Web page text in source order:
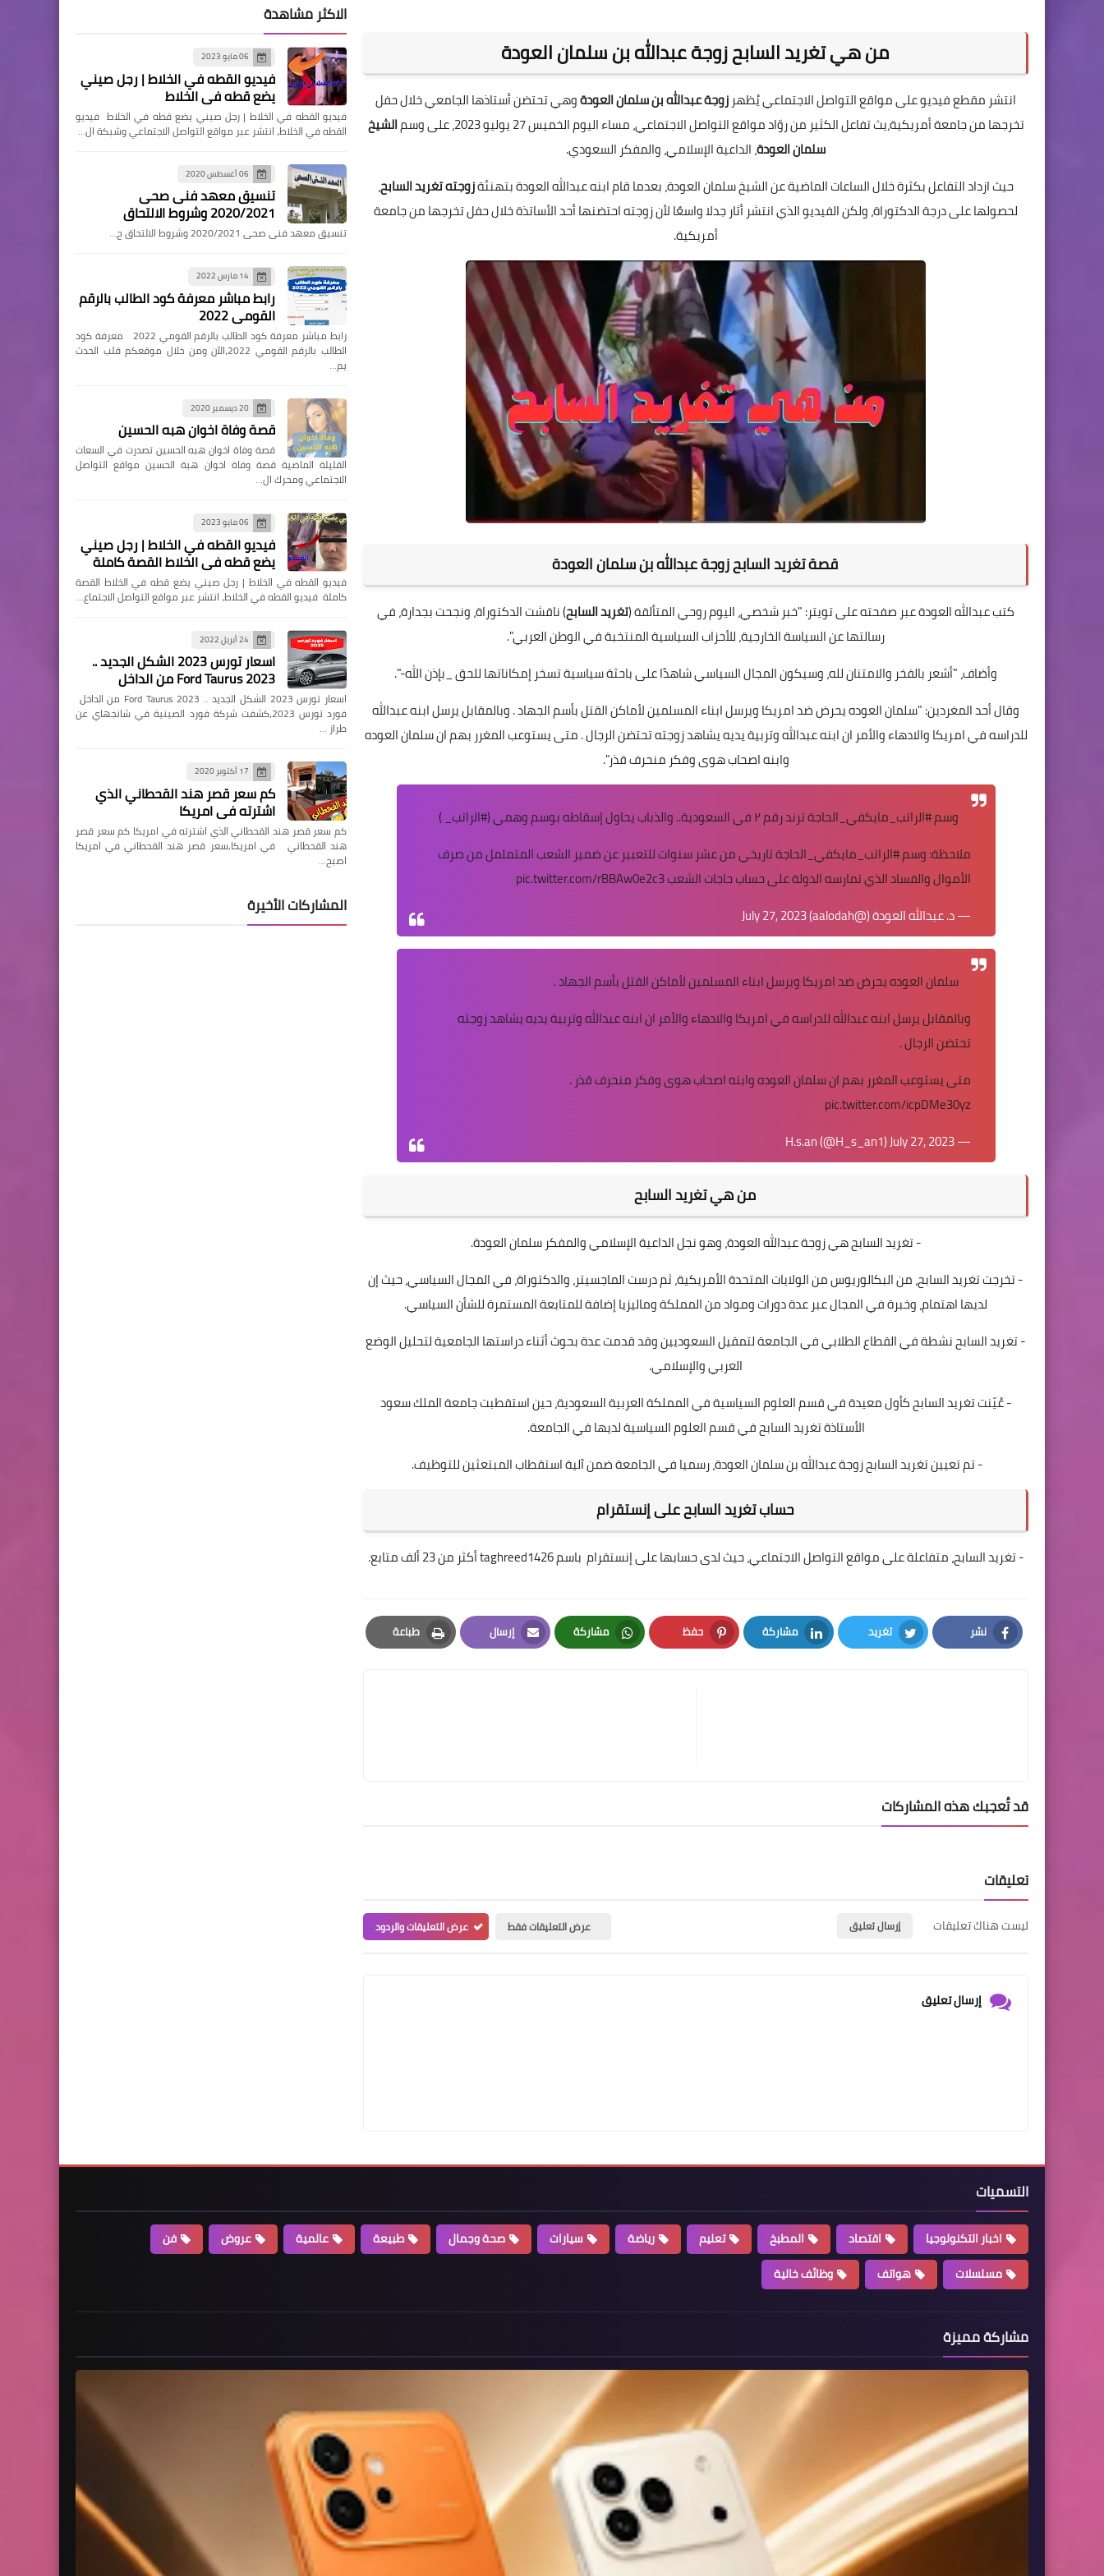
من هي تغريد السابح زوجة عبدالله بن سلمان العودة
انتشر مقطع فيديو على مواقع التواصل الاجتماعي يُظهر زوجة عبدالله بن سلمان العودةوهي تحتضن أستاذها الجامعي خلال حفل
تخرجها من جامعة أمريكية،يث تفاعل الكثير من روّاد مواقع التواصل الاجتماعي، مساء اليوم الخميس 27 يوليو 2023، على وسم
الشيخ
سلمان العودة، الداعية الإسلامي، والمفكر السعودي.
حيث ازداد التفاعل بكثرة خلال الساعات الماضية عن الشيخ سلمان العودة، بعدما قام ابنه عبدالله العودة بتهنئةزوجته تغريد السابح،
لحصولها على درجة الدكتوراة، ولكن الفيديو الذي انتشر أثار جدلا واسعًا لأن زوجته احتضنها أحد الأساتذة خلال حفل تخرجها من جامعة
أمريكية.
قصة تغريد السابح زوجة عبدالله بن سلمان العودة
كتب عبدالله العودة عبر صفحته على تويتر: "خبر شخصي، اليوم روحي المتألقة (تغريد السابح) ناقشت الدكتوراة، ونجحت بجدارة، في
رسالتها عن السياسة الخارجية، للأحزاب السياسية المنتخبة في الوطن العربي".
وأضاف، "أشعر بالفخر والامتنان لله، وسيكون المجال السياسي شاهدًا على باحثة سياسية تسخر إمكاناتها للحق _بإذن الله-".
وقال أحد المغردين: "سلمان العوده يحرض ضد امريكا ويرسل ابناء المسلمين لأماكن القتل بأسم الجهاد . وبالمقابل يرسل ابنه عبدالله
للدراسه في امريكا والادهاء والأمر ان ابنه عبدالله وتربية يديه يشاهد زوجته تحتضن الرجال . متى يستوعب المغرر بهم ان سلمان العوده
وابنه اصحاب هوى وفكر منحرف قذر".
وسم#الراتب_مايكفي_الحاجةترند رقم ٢ في السعودية.. والذباب يحاول إسقاطه بوسم وهمي ( #الراتب_)
ملاحظة: وسم#الراتب_مايكفي_الحاجةتاريخي من عشر سنوات للتعبير عن ضمير الشعب المتململ من صرف
الأموال والفساد الذي تمارسه الدولة على حساب حاجات الشعبpic.twitter.com/rBBAw0e2c3
— د. عبدالله العودة (@aalodah)
July 27, 2023
سلمان العوده يحرض ضد امريكا ويرسل ابناء المسلمين لأماكن القتل بأسم الجهاد .
وبالمقابل يرسل ابنه عبدالله للدراسه في امريكا والادهاء والأمر ان ابنه عبدالله وتربية يديه يشاهد زوجته
تحتضن الرجال .
متى يستوعب المغرر بهم ان سلمان العوده وابنه اصحاب هوى وفكر منحرف قذر .
pic.twitter.com/icpDMe30yz
— H.s.an (@H_s_an1)
July 27, 2023
من هي تغريد السابح
- تغريد السابح هي زوجة عبدالله العودة، وهو نجل الداعية الإسلامي والمفكر سلمان العودة.
- تخرجت تغريد السابح، من البكالوريوس من الولايات المتحدة الأمريكية، ثم درست الماجسيتر، والدكتوراة، في المجال السياسي، حيث إن
لديها اهتمام، وخبرة في المجال عبر عدة دورات ومواد من المملكة وماليزيا إضافة للمتابعة المستمرة للشأن السياسي.
- تغريد السابح نشطة في القطاع الطلابي في الجامعة لتمقيل السعوديين وقد قدمت عدة بحوث أثناء دراستها الجامعية لتحليل الوضع
العربي والإسلامي.
- عُيّنت تغريد السابح كأول معيدة في قسم العلوم السياسية في المملكة العربية السعودية، حين استقطبت جامعة الملك سعود
الأستاذة تغريد السابح في قسم العلوم السياسية لديها في الجامعة.
- تم تعيين تغريد السابح زوجة عبدالله بن سلمان العودة، رسميا في الجامعة ضمن آلية استقطاب المبتعثين للتوظيف.
حساب تغريد السابح على إنستقرام
- تغريد السابح، متفاعلة على مواقع التواصل الاجتماعي، حيث لدى حسابها على إنستقرام باسم taghreed1426 أكثر من 23 ألف متابع.
نشر
Facebook
تغريد
Twitter
مشاركة
LinkedIn
حفظ
Pinterest
مشاركة
Whatsapp
إرسال
Email
طباعة
Print
قد تُعجبك هذه المشاركات
تعليقات
ليست هناك تعليقات إرسال تعليق عرض التعليقات فقط عرض التعليقات والردود
إرسال تعليق
الاكثر مشاهدة
06 مايو 2023
فيديو القطه في الخلاط | رجل صيني
يضع قطه في الخلاط
فيديو القطه في الخلاط | رجل صيني يضع قطه في الخلاط فيديو
القطه في الخلاط، انتشر عبر مواقع التواصل الاجتماعي وشبكة ال…
06 أغسطس 2020
تنسيق معهد فنى صحى
2020/2021 وشروط الالتحاق
تنسيق معهد فنى صحى 2020/2021 وشروط الالتحاق ح…
14 مارس 2022
رابط مباشر معرفة كود الطالب بالرقم
القومي 2022
رابط مباشر معرفة كود الطالب بالرقم القومي 2022 معرفة كود
الطالب بالرقم القومي 2022،الآن ومن خلال موقعكم قلب الحدث
يم…
20 ديسمبر 2020
قصة وفاة اخوان هبه الحسين
قصة وفاة اخوان هبه الحسين تصدرت في السعات
القليلة الماضية قصة وفاة اخوان هبة الحسين مواقع التواصل
الاجتماعي ومحرك ال…
06 مايو 2023
فيديو القطه في الخلاط | رجل صيني
يضع قطه في الخلاط القصة كاملة
فيديو القطه في الخلاط | رجل صيني يضع قطه في الخلاط القصة
كاملة فيديو القطه في الخلاط، انتشر عبر مواقع التواصل الاجتماع…
24 أبريل 2022
اسعار تورس 2023 الشكل الجديد ..
Ford Taurus 2023 من الداخل
اسعار تورس 2023 الشكل الجديد .. Ford Taurus 2023 من الداخل
فورد تورس 2023،كشفت شركة فورد الصينية في شانجهاي عن
طراز …
17 أكتوبر 2020
كم سعر قصر هند القحطاني الذي
اشترته في امريكا
كم سعر قصر هند القحطاني الذي اشترته في امريكا كم سعر قصر
هند القحطاني في امريكا,سعر قصر هند القحطاني في امريكا
اصبح…
المشاركات الأخيرة
التسميات
اخبار التكنولوجيا اقتصاد المطبخ تعليم رياضة سيارات صحة وجمال طبيعة عالمية عروض
فن
مسلسلات
هواتف وظائف خالية
مشاركة مميزة